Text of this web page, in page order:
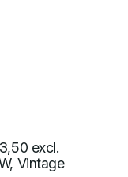
excl.
Vintage